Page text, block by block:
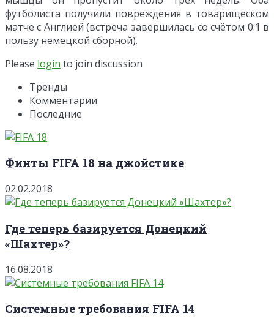
футболиста получили повреждения в товарищеском
матче с Англией (встреча завершилась со счётом 0:1 в
пользу немецкой сборной).
Please login to join discussion
Тренды
Комментарии
Последние
Финты FIFA 18 на джойстике
02.02.2018
Где теперь базируется Донецкий
«Шахтер»?
16.08.2018
Системные требования FIFA 14